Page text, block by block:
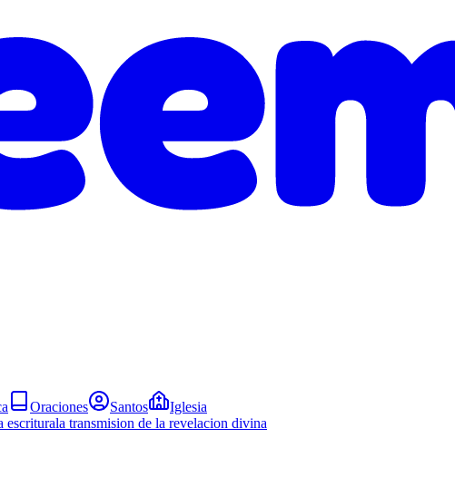
Oraciones Santos
Iglesia
escriturala transmision de la revelacion divina